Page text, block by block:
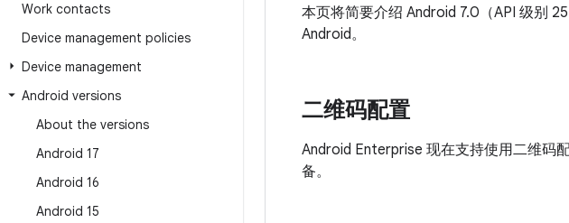
Work contacts
Device management policies
Device management
Android versions
About the versions
Android 17
Android 16
Android 15
本页将简要介绍 Android 7.0（API 级别
Android。
二维码配置
Android Enterprise 现在支持使用二维码
备。